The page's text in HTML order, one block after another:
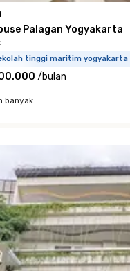
Palagan Yogyakarta
tinggi maritim yogyakarta
/bulan
banyak